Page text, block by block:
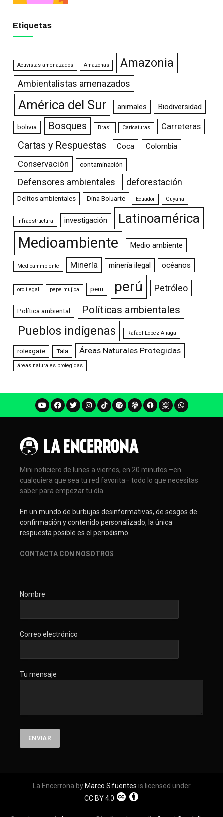
Etiquetas
Activistas amenazados Amazonas Amazonia
Ambientalistas amenazados
América del Sur animales Biodiversidad
bolivia Bosques Brasil Caricaturas Carreteras
Cartas y Respuestas Coca Colombia
Conservación contaminación
Defensores ambientales deforestación
Delitos ambientales Dina Boluarte Ecuador Guyana
Infraestructura investigación Latinoamérica
Medioambiente Medio ambiente
Medioammbiente Minería minería ilegal océanos
oro ilegal pepe mujica peru perú Petróleo
Política ambiental Políticas ambientales
Pueblos indígenas Rafael López Aliaga
rolexgate Tala Áreas Naturales Protegidas
áreas naturales protegidas
Mini noticiero de lunes a viernes, en 20 minutos –en
cualquiera que sea tu red favorita– todo lo que necesitas
saber para empezar tu día.
En un mundo de burbujas desinformativas, de sesgos de
confirmación y contenido personalizado, la única
respuesta posible es el periodismo.
CONTACTA CON NOSOTROS.
Nombre
Correo electrónico
Tu mensaje
La Encerrona by Marco Sifuentes is licensed under
CC BY 4.0